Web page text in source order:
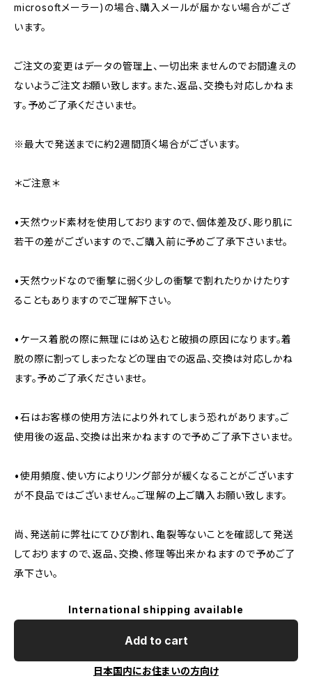
microsoftメーラー)の場合、購入メールが届かない場合がござ
います。
ご注文の変更はデータの管理上、一切出来ませんのでお間違えの
ないようご注文お願い致します。また、返品、交換も対応しかねま
す。予めご了承くださいませ。
※最大で発送までに約2週間頂く場合がございます。
＊ご注意＊
•天然ウッド素材を使用しておりますので、個体差及び、彫り肌に
若干の差がございますので、ご購入前に予めご了承下さいませ。
•天然ウッドなので衝撃に弱く少しの衝撃で割れたりかけたりす
ることもありますのでご理解下さい。
•ケース着脱の際に無理にはめ込むと破損の原因になります。着
脱の際に割ってしまったなどの理由での返品、交換は対応しかね
ます。予めご了承くださいませ。
•石はお客様の使用方法により外れてしまう恐れがあります。ご
使用後の返品、交換は出来かねますので予めご了承下さいませ。
•使用頻度、使い方によりリング部分が緩くなることがございます
が不良品ではございません。ご理解の上ご購入お願い致します。
尚、発送前に弊社にてひび割れ、亀裂等ないことを確認して発送
しておりますので、返品、交換、修理等出来かねますので予めご了
承下さい。
International shipping available
Add to cart
日本国内にお住まいの方向け